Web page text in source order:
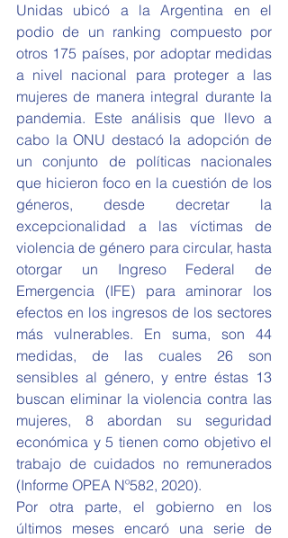
Unidas ubicó a la Argentina en el
podio de un ranking compuesto por
otros 175 países, por adoptar medidas
a nivel nacional para proteger a las
mujeres de manera integral durante la
pandemia. Este análisis que llevo a
cabo la ONU destacó la adopción de
un conjunto de políticas nacionales
que hicieron foco en la cuestión de los
géneros, desde decretar la
excepcionalidad a las víctimas de
violencia de género para circular, hasta
otorgar un Ingreso Federal de
Emergencia (IFE) para aminorar los
efectos en los ingresos de los sectores
más vulnerables. En suma, son 44
medidas, de las cuales 26 son
sensibles al género, y entre éstas 13
buscan eliminar la violencia contra las
mujeres, 8 abordan su seguridad
económica y 5 tienen como objetivo el
trabajo de cuidados no remunerados
(Informe OPEA Nº582, 2020).
Por otra parte, el gobierno en los
últimos meses encaró una serie de